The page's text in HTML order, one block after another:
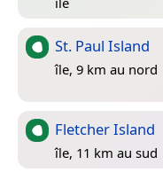
St. Paul Island
île, 9 km au nord
Fletcher Island
île, 11 km au sud